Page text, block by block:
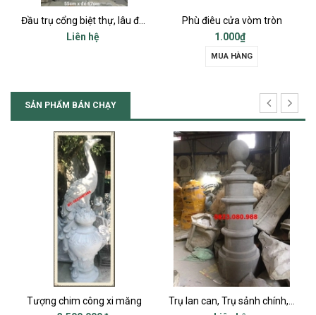
Đầu trụ cổng biệt thự, lâu đài tân cổ điển
Phù điêu cửa vòm tròn
1.000₫
Liên hệ
SẢN PHẨM BÁN CHẠY
Trụ lan can, Trụ sảnh chính, Trụ cột ban công, Trụ bậc tam cấp